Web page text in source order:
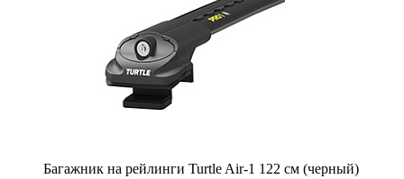
Багажник на рейлинги Turtle Air-1 122 см (черный)